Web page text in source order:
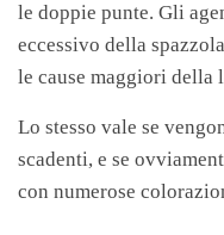
le doppie punte. Gli
eccessivo della
le cause maggiori della
Lo stesso vale se
scadenti, e se
con numerose